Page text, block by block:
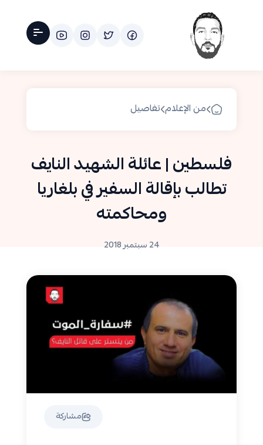
من الإعلام تفاصيل
فلسطين | عائلة الشهيد النايف
تطالب بإقالة السفير في بلغاريا
ومحاكمته
24 سبتمبر 2018
مشاركة